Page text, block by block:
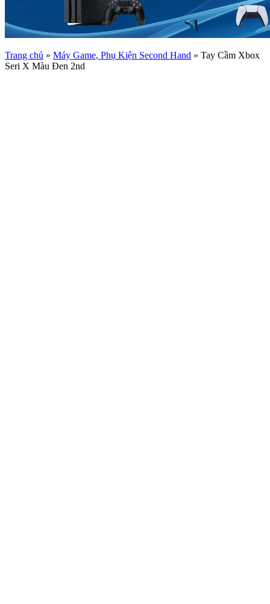
Trang chủ » Máy Game, Phụ Kiện Second Hand » Tay Cầm Xbox
Seri X Màu Đen 2nd